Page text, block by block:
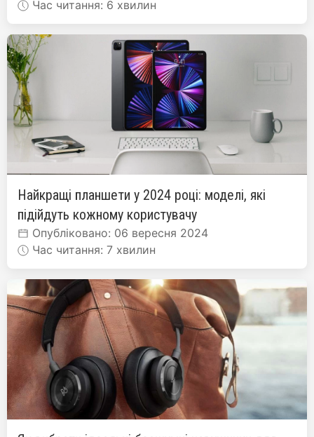
Час читання: 6 хвилин
Найкращі планшети у 2024 році: моделі, які
підійдуть кожному користувачу
Опубліковано: 06 вересня 2024
Час читання: 7 хвилин